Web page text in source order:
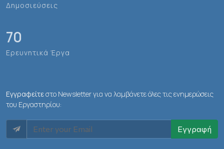
Δημοσιεύσεις
70
Ερευνητικά Έργα
Εγγραφείτεστο Newsletter για να λαμβάνετε όλες τις ενημερώσεις
του Εργαστηρίου:
Εγγραφή